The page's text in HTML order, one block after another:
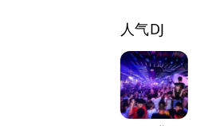
人气DJ